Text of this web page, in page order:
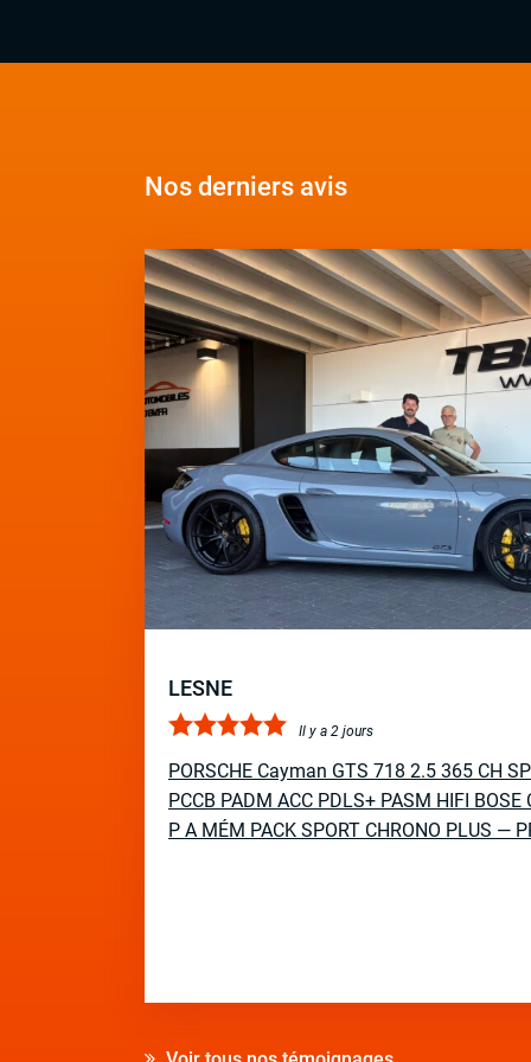
Nos derniers avis
LESNE
Il y a 2 jours
PORSCHE Cayman GTS 718 2.5 365 CH
PCCB PADM ACC PDLS+ PASM HIFI BOSE
P A MÉM PACK SPORT CHRONO PLUS —